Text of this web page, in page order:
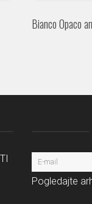
Bianco Opaco
Pogledajte